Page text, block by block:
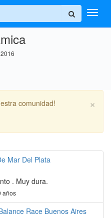
+
×
comunidad!
Mar Del Plata
. Muy dura.
años
Race Buenos Aires